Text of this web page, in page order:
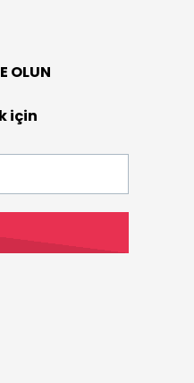
OLUN
için